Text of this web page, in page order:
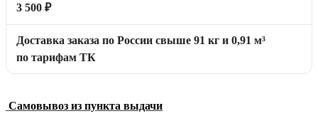
3 500 ₽
Доставка заказа по России свыше 91 кг и 0,91 м³
по тарифам ТК
Самовывоз из пункта выдачи